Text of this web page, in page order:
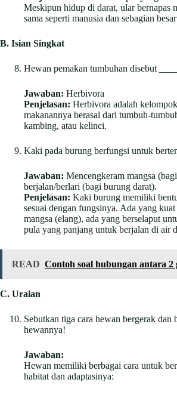
Meskipun hidup di darat, ular bernapas
sama seperti manusia dan sebagian
B. Isian Singkat
Hewan pemakan tumbuhan disebut
Jawaban: Herbivora
Penjelasan: Herbivora adalah
makanannya berasal dari tumbuh-
kambing, atau kelinci.
Kaki pada burung berfungsi untuk
Jawaban: Mencengkeram mangsa
berjalan/berlari (bagi burung darat).
Penjelasan: Kaki burung memiliki
sesuai dengan fungsinya. Ada yang
mangsa (elang), ada yang berselaput
pula yang panjang untuk berjalan di air
READ Contoh soal hubungan antara 2
C. Uraian
Sebutkan tiga cara hewan bergerak dan
hewannya!
Jawaban:
Hewan memiliki berbagai cara untuk
habitat dan adaptasinya: